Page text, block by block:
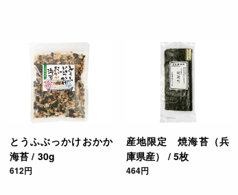
とうふぶっかけおかか
海苔 / 30g
612円
産地限定 焼海苔（兵
庫県産） / 5枚
464円